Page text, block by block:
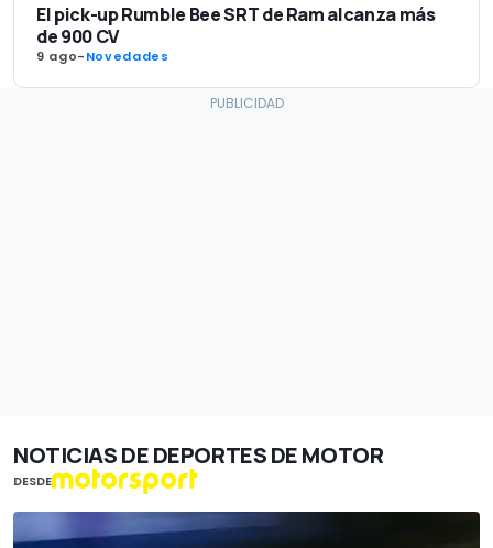
El pick-up Rumble Bee SRT de Ram alcanza más
de 900 CV
9 ago-Novedades
NOTICIAS DE DEPORTES DE MOTOR
DESDE